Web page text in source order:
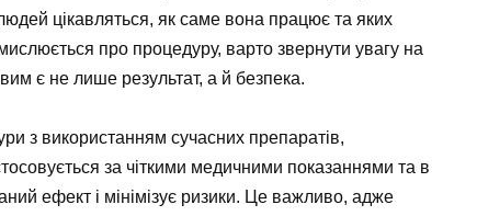
цікавляться, як саме вона працює та яких
про процедуру, варто звернути увагу на
є не лише результат, а й безпека.
з використанням сучасних препаратів,
за чіткими медичними показаннями та в
ефект і мінімізує ризики. Це важливо, адже